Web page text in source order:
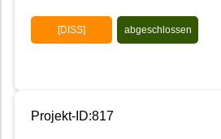
[DISS] abgeschlossen
Projekt-ID:817